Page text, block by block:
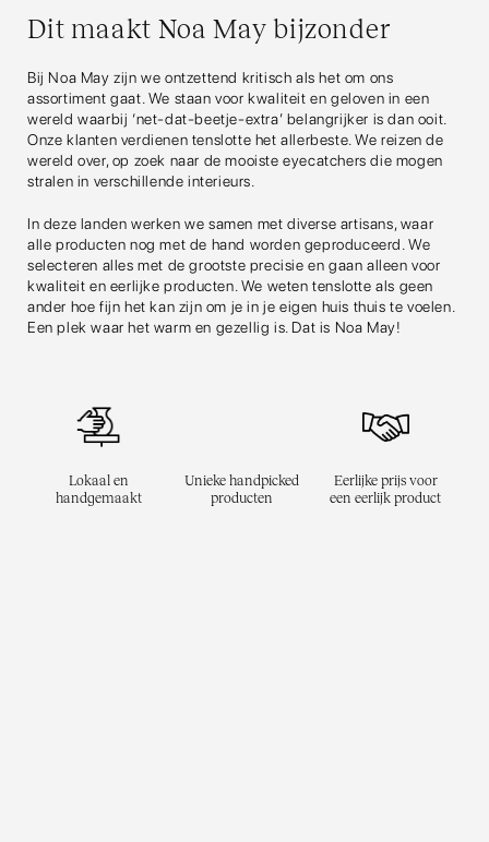
Dit maakt Noa May bijzonder
Bij Noa May zijn we ontzettend kritisch als het om ons
assortiment gaat. We staan voor kwaliteit en geloven in een
wereld waarbij ‘net-dat-beetje-extra’ belangrijker is dan ooit.
Onze klanten verdienen tenslotte het allerbeste. We reizen de
wereld over, op zoek naar de mooiste eyecatchers die mogen
stralen in verschillende interieurs.
In deze landen werken we samen met diverse artisans, waar
alle producten nog met de hand worden geproduceerd. We
selecteren alles met de grootste precisie en gaan alleen voor
kwaliteit en eerlijke producten. We weten tenslotte als geen
ander hoe fijn het kan zijn om je in je eigen huis thuis te voelen.
Een plek waar het warm en gezellig is. Dat is Noa May!
Lokaal en
handgemaakt
Unieke handpicked
producten
Eerlijke prijs voor
een eerlijk product